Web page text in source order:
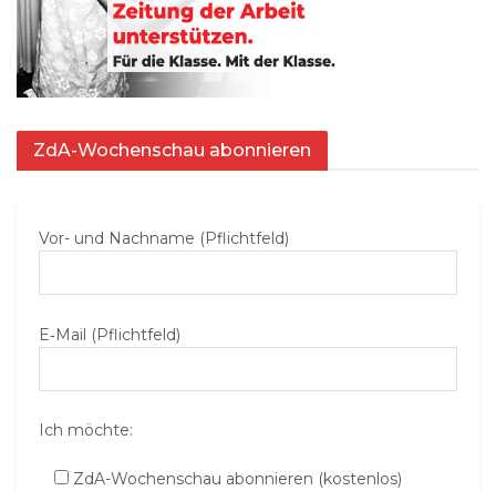
ZdA-Wochenschau abonnieren
Vor- und Nachname (Pflichtfeld)
E‑Mail (Pflichtfeld)
Ich möchte:
ZdA-Wochenschau abonnieren (kostenlos)